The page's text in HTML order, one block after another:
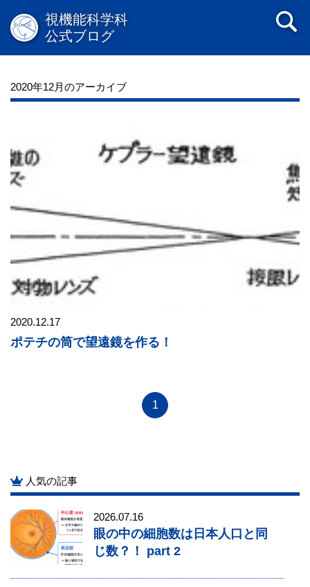
視機能科学科
公式ブログ
2020年12月のアーカイブ
2020.12.17
ポテチの筒で望遠鏡を作る！
1
人気の記事
2026.07.16
眼の中の細胞数は日本人口と同
じ数？！ part 2